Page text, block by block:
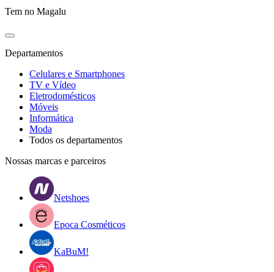
Tem no Magalu
Departamentos
Celulares e Smartphones
TV e Vídeo
Eletrodomésticos
Móveis
Informática
Moda
Todos os departamentos
Nossas marcas e parceiros
Netshoes
Epoca Cosméticos
KaBuM!